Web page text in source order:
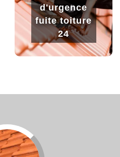
d'urgence
fuite toiture
24